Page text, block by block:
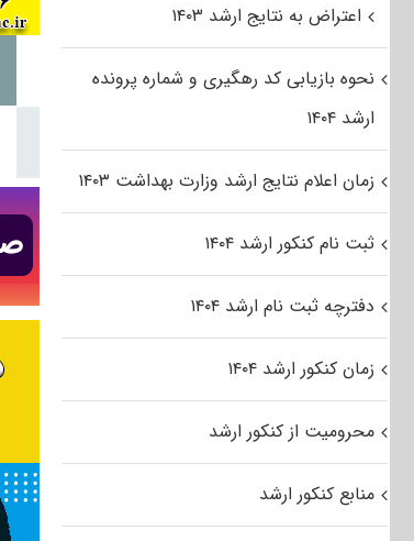
اعتراض به نتایج ارشد ۱۴۰۳
نحوه بازیابی کد رهگیری و شماره پرونده
ارشد ۱۴۰۴
زمان اعلام نتایج ارشد وزارت بهداشت ۱۴۰۳
ثبت نام کنکور ارشد ۱۴۰۴
دفترچه ثبت نام ارشد ۱۴۰۴
زمان کنکور ارشد ۱۴۰۴
محرومیت از کنکور ارشد
منابع کنکور ارشد